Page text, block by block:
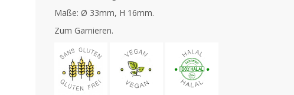
Maße: Ø 33mm, H 16mm.
Zum Garnieren.